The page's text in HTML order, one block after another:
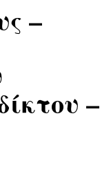
–
–